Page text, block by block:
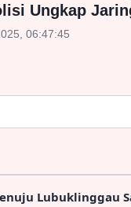
Ungkap
06:47:45
Lubuklinggau